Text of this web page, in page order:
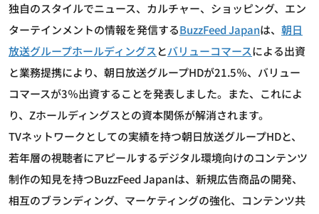
独自のスタイルでニュース、カルチャー、ショッピング、エン
ターテインメントの情報を発信するBuzzFeed Japanは、 朝日
放送グループホールディングスとバリューコマースによる出資
と業務提携により、朝日放送グループHDが21.5％、バリュー
コマースが3％出資することを発表しました。また、これによ
り、Zホールディングスとの資本関係が解消されます。
TVネットワークとしての実績を持つ朝日放送グループHDと、
若年層の視聴者にアピールするデジタル環境向けのコンテンツ
制作の知見を持つBuzzFeed Japanは、新規広告商品の開発、
相互のブランディング、マーケティングの強化、コンテンツ共